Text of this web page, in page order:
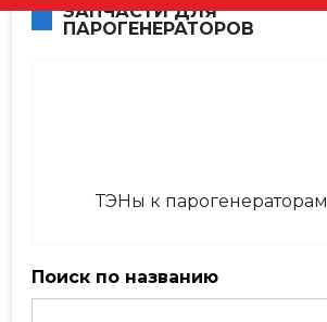
ЗАПЧАСТИ ДЛЯ
ПАРОГЕНЕРАТОРОВ
ТЭНы к парогенераторам
Поиск по названию